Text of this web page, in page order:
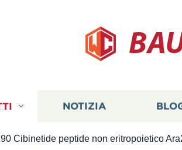
NOTIZIA
Cibinetide peptide non eritropoietico